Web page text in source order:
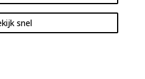
snel